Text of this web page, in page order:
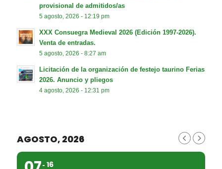
provisional de admitidos/as
5 agosto, 2026 - 12:19 pm
XXX Consuegra Medieval 2026 (Edición 1997-2026).
Venta de entradas.
5 agosto, 2026 - 8:27 am
Licitación de la organización de festejo taurino Ferias
2026. Anuncio y pliegos
4 agosto, 2026 - 12:31 pm
AGOSTO, 2026
16